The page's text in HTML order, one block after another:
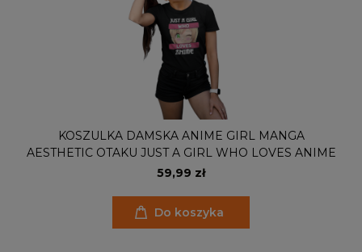
KOSZULKA DAMSKA ANIME GIRL MANGA
AESTHETIC OTAKU JUST A GIRL WHO LOVES ANIME
59,99 zł
Do koszyka